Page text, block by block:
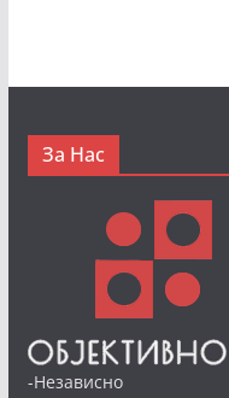
За Нас
-Независно